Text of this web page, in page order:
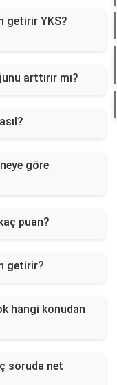
getirir YKS?
arttırır mı?
göre
puan?
getirir?
hangi konudan
soruda net